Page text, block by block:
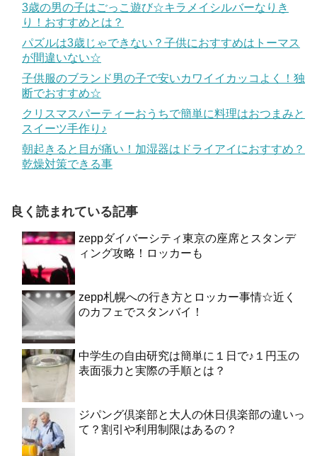
3歳の男の子はごっこ遊び☆キラメイシルバーなりき
り！おすすめとは？
パズルは3歳じゃできない？子供におすすめはトーマス
が間違いない☆
子供服のブランド男の子で安いカワイイカッコよく！独
断でおすすめ☆
クリスマスパーティーおうちで簡単に料理はおつまみと
スイーツ手作り♪
朝起きると目が痛い！加湿器はドライアイにおすすめ？
乾燥対策できる事
良く読まれている記事
zeppダイバーシティ東京の座席とスタンデ
ィング攻略！ロッカーも
zepp札幌への行き方とロッカー事情☆近く
のカフェでスタンバイ！
中学生の自由研究は簡単に１日で♪１円玉の
表面張力と実際の手順とは？
ジパング倶楽部と大人の休日倶楽部の違いっ
て？割引や利用制限はあるの？